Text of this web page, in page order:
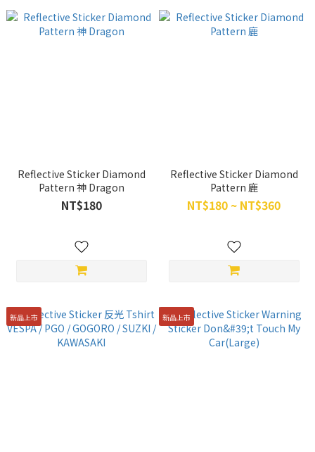
Reflective Sticker Diamond
Pattern 神 Dragon
NT$180
Reflective Sticker Diamond
Pattern 鹿
NT$180 ~ NT$360
新品上市 新品上市